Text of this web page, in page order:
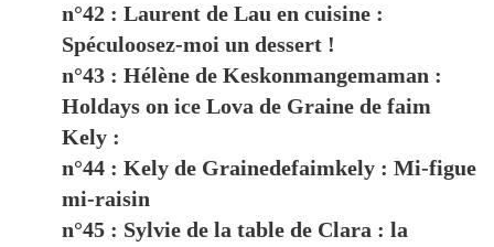
n°42 : Laurent de Lau en cuisine :
Spéculoosez-moi un dessert !
n°43 : Hélène de Keskonmangemaman :
Holdays on ice Lova de Graine de faim
Kely :
n°44 : Kely de Grainedefaimkely : Mi-figue
mi-raisin
n°45 : Sylvie de la table de Clara : la